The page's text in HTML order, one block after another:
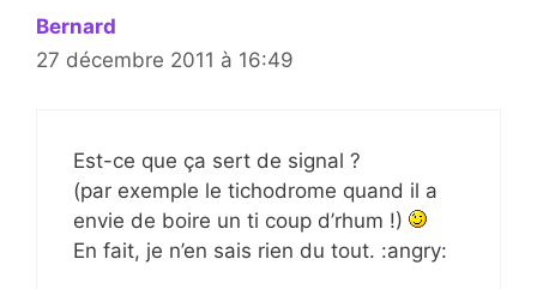
Bernard
27 décembre 2011 à 16:49
Est-ce que ça sert de signal ?
(par exemple le tichodrome quand il a
envie de boire un ti coup d’rhum !)
En fait, je n’en sais rien du tout. :angry: